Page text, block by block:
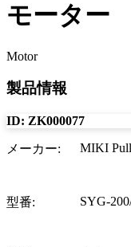
モーター
Motor
製品情報
ID: ZK000077
メーカー: MIKI
型番: SYG-